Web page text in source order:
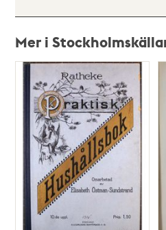
Mer i
Relaterade
poster
teman